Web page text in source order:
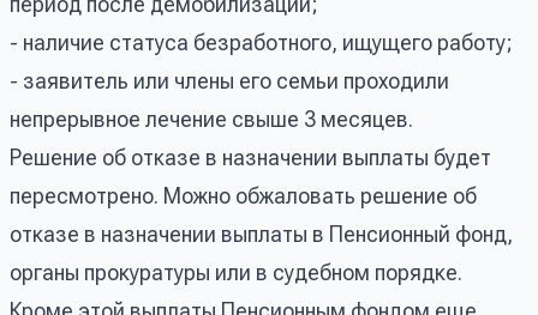
- наличие статуса безработного, ищущего работу;
- заявитель или члены его семьи проходили
непрерывное лечение свыше 3 месяцев.
Решение об отказе в назначении выплаты будет
пересмотрено. Можно обжаловать решение об
отказе в назначении выплаты в Пенсионный фонд,
органы прокуратуры или в судебном порядке.